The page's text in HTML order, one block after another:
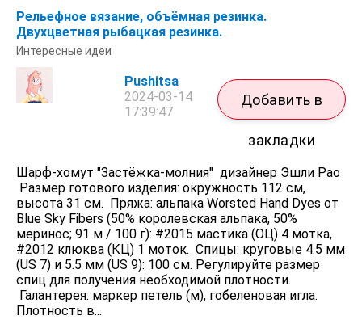
Рельефное вязание, объёмная резинка.
Двухцветная рыбацкая резинка.
Интересные идеи
Pushitsa
2024-03-14
17:39:47
Добавить в
закладки
Шарф-хомут "Застёжка-молния" дизайнер Эшли Рао
Размер готового изделия: окружность 112 см,
высота 31 см. Пряжа: альпака Worsted Hand Dyes от
Blue Sky Fibers (50% королевская альпака, 50%
меринос; 91 м / 100 г): #2015 мастика (ОЦ) 4 мотка,
#2012 клюква (КЦ) 1 моток. Спицы: круговые 4.5 мм
(US 7) и 5.5 мм (US 9): 100 см. Регулируйте размер
спиц для получения необходимой плотности.
Галантерея: маркер петель (м), гобеленовая игла.
Плотность в...